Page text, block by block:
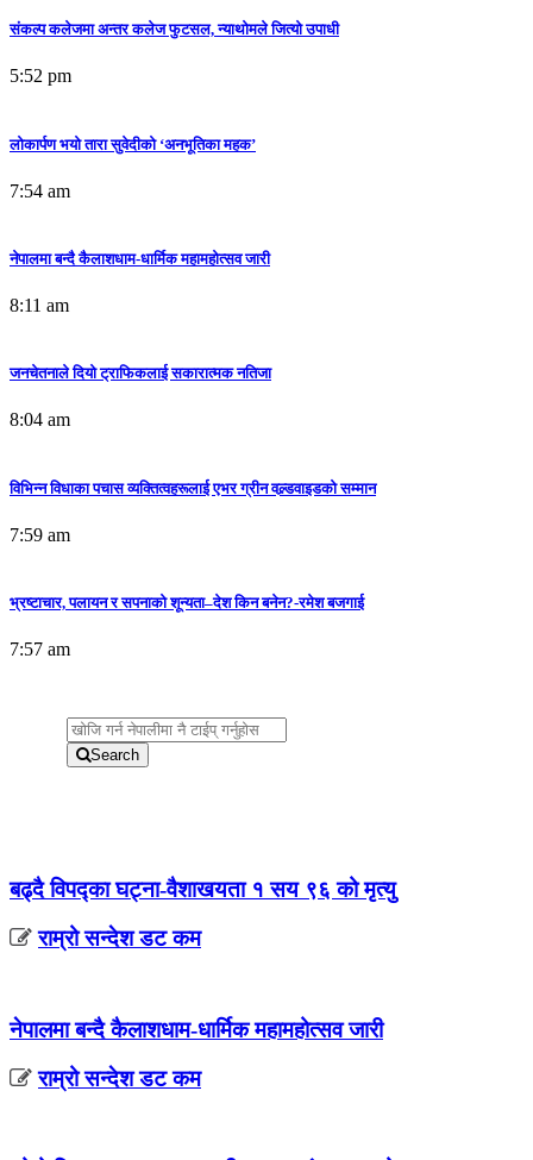
संकल्प कलेजमा अन्तर कलेज फुटसल, न्याथोमले जित्यो उपाधी
5:52 pm
लोकार्पण भयो तारा सुवेदीको ‘अनभूतिका महक’
7:54 am
नेपालमा बन्दै कैलाशधाम-धार्मिक महामहोत्सव जारी
8:11 am
जनचेतनाले दियो ट्राफिकलाई सकारात्मक नतिजा
8:04 am
विभिन्न विधाका पचास व्यक्तित्वहरूलाई एभर ग्रीन वल्र्डवाइडको सम्मान
7:59 am
भ्रष्टाचार, पलायन र सपनाको शून्यता–देश किन बनेन?-रमेश बजगाई
7:57 am
Search
बढ्दै विपद्का घट्ना-वैशाखयता १ सय ९६ को मृत्यु
राम्रो सन्देश डट कम
नेपालमा बन्दै कैलाशधाम-धार्मिक महामहोत्सव जारी
राम्रो सन्देश डट कम